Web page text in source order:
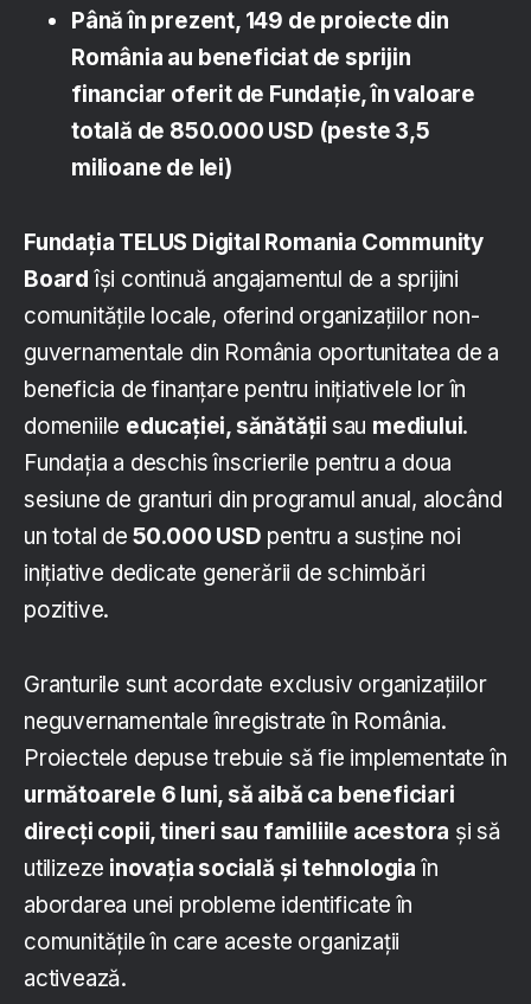
Până în prezent, 149 de proiecte din
România au beneficiat de sprijin
financiar oferit de Fundație, în valoare
totală de 850.000 USD (peste 3,5
milioane de lei)
Fundația TELUS Digital Romania Community
Board își continuă angajamentul de a sprijini
comunitățile locale, oferind organizațiilor non-
guvernamentale din România oportunitatea de a
beneficia de finanțare pentru inițiativele lor în
domeniile educației, sănătății sau mediului.
Fundația a deschis înscrierile pentru a doua
sesiune de granturi din programul anual, alocând
un total de 50.000 USD pentru a susține noi
inițiative dedicate generării de schimbări
pozitive.
Granturile sunt acordate exclusiv organizațiilor
neguvernamentale înregistrate în România.
Proiectele depuse trebuie să fie implementate în
următoarele 6 luni, să aibă ca beneficiari
direcți copii, tineri sau familiile acestora și să
utilizeze inovația socială și tehnologia în
abordarea unei probleme identificate în
comunitățile în care aceste organizații
activează.